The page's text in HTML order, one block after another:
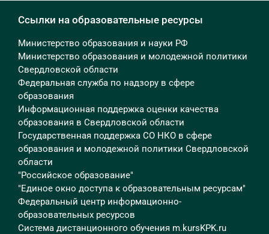
Ссылки на образовательные ресурсы
Министерство образования и науки РФ
Министерство образования и молодежной политики
Свердловской области
Федеральная служба по надзору в сфере
образования
Информационная поддержка оценки качества
образования в Свердловской области
Государственная поддержка СО НКО в сфере
образования и молодежной политики Свердловской
области
"Российское образование"
"Единое окно доступа к образовательным ресурсам"
Федеральный центр информационно-
образовательных ресурсов
Система дистанционного обучения m.kursKPK.ru